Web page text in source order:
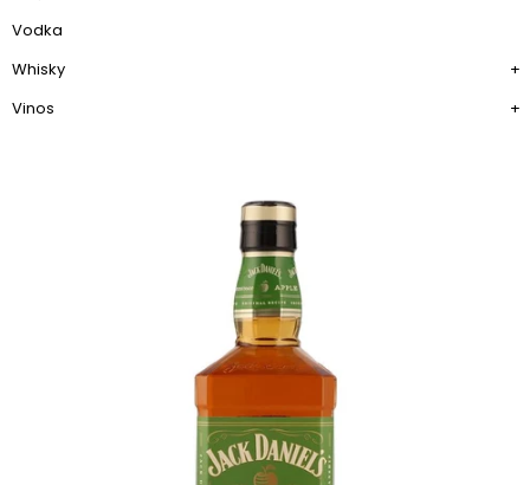
Vodka
Whisky
+
Vinos
+